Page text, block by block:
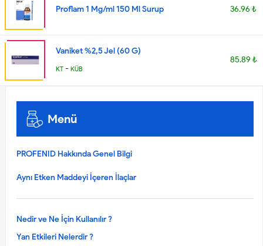
Proflam 1 Mg/ml 150 Ml Surup 36.96 ₺
Vaniket %2,5 Jel (60 G)
KT - KÜB
85.89 ₺
Menü
PROFENID Hakkında Genel Bilgi
Aynı Etken Maddeyi İçeren İlaçlar
Nedir ve Ne İçin Kullanılır ?
Yan Etkileri Nelerdir ?